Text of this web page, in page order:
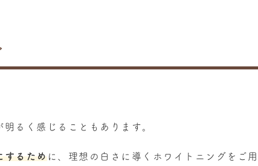
るく感じることもあります。
するために、理想の白さに導くホワイトニングをご用